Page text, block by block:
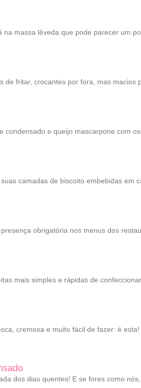
massa lêveda que pode parecer um
de fritar, crocantes por fora, mas macios
condensado e queijo mascarpone com
camadas de biscoito embebidas em
obrigatória nos menus dos
mais simples e rápidas de
cremosa e muito fácil de fazer: é
dos dias quentes! E se fores como